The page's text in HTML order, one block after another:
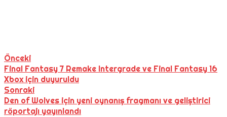
Önceki
Final Fantasy 7 Remake Intergrade ve Final Fantasy 16
Xbox için duyuruldu
Sonraki
Den of Wolves için yeni oynanış fragmanı ve geliştirici
röportajı yayınlandı